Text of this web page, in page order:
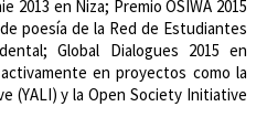
2013 en Niza; Premio OSIWA 2015
poesía de la Red de Estudiantes
Global Dialogues 2015 en
en proyectos como la
(YALI) y laOpen Society Initiative